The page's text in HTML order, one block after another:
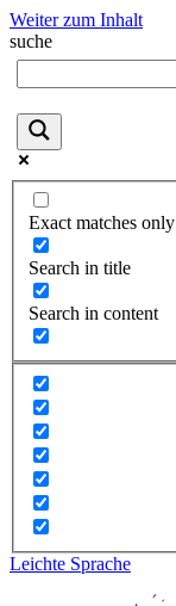
Weiter zum Inhalt
suche
Exact matches only
Search in title
Search in content
Leichte Sprache